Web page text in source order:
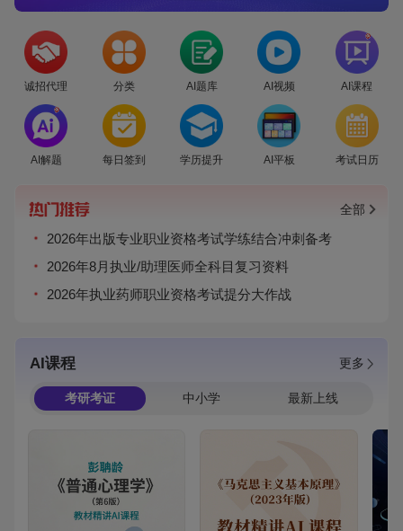
诚招代理 分类 AI题库 AI视频
爆
AI课程
爆
AI解题 每日签到 学历提升 AI平板 考试日历
全部
2026年出版专业职业资格考试学练结合冲刺备考
2026年8月执业/助理医师全科目复习资料
2026年执业药师职业资格考试提分大作战
AI课程 更多
考研考证 中小学 最新上线